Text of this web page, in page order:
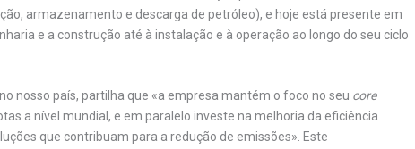
armazenamento e descarga de petróleo), e hoje está presente em
e a construção até à instalação e à operação ao longo do seu ciclo
nosso país, partilha que «a empresa mantém o foco no seu core
a nível mundial, e em paralelo investe na melhoria da eficiência
que contribuam para a redução de emissões». Este